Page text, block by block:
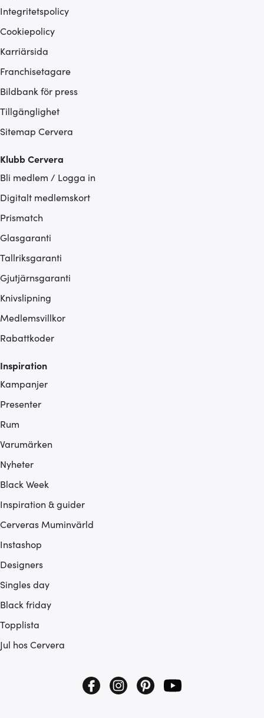
Integritetspolicy
Cookiepolicy
Karriärsida
Franchisetagare
Bildbank för press
Tillgänglighet
Sitemap Cervera
Klubb Cervera
Bli medlem / Logga in
Digitalt medlemskort
Prismatch
Glasgaranti
Tallriksgaranti
Gjutjärnsgaranti
Knivslipning
Medlemsvillkor
Rabattkoder
Inspiration
Kampanjer
Presenter
Rum
Varumärken
Nyheter
Black Week
Inspiration & guider
Cerveras Muminvärld
Instashop
Designers
Singles day
Black friday
Topplista
Jul hos Cervera